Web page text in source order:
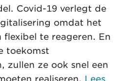
Covid-19 verlegt de
omdat het
te reageren. En
toekomst
zullen ze ook snel een
realiseren. Lees